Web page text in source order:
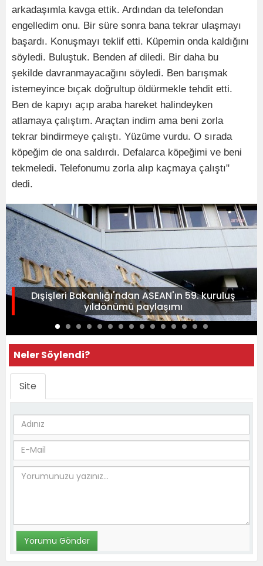
arkadaşımla kavga ettik. Ardından da telefondan
engelledim onu. Bir süre sonra bana tekrar ulaşmayı
başardı. Konuşmayı teklif etti. Küpemin onda kaldığını
söyledi. Buluştuk. Benden af diledi. Bir daha bu
şekilde davranmayacağını söyledi. Ben barışmak
istemeyince bıçak doğrultup öldürmekle tehdit etti.
Ben de kapıyı açıp araba hareket halindeyken
atlamaya çalıştım. Araçtan indim ama beni zorla
tekrar bindirmeye çalıştı. Yüzüme vurdu. O sırada
köpeğim de ona saldırdı. Defalarca köpeğimi ve beni
tekmeledi. Telefonumu zorla alıp kaçmaya çalıştı"
dedi.
Dışişleri Bakanlığı'ndan ASEAN'ın 59. kuruluş
yıldönümü paylaşımı
Neler Söylendi?
Site